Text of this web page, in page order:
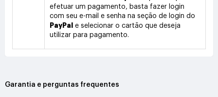
efetuar um pagamento, basta fazer login
com seu e-mail e senha na seção de login do
PayPal
e selecionar o cartão que deseja
utilizar para pagamento.
Garantia e perguntas frequentes